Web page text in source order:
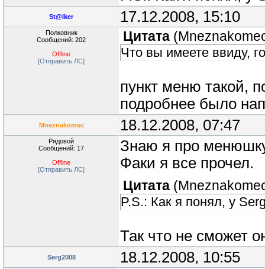
St@lker 17.12.2008, 15:10
Полковник
Сообщений: 202
Offline
[Отправить ЛС]
Цитата (
Что вы имеете ввиду,
пункт меню такой,
подробнее было
Mneznakomec 18.12.2008, 07:47
Рядовой
Сообщений: 17
Offline
[Отправить ЛС]
Знаю я про менюшку
Факи я все прочел.
Цитата (
P.S.: Как я понял, у
Так что не сможет
Serg2008 18.12.2008, 10:55